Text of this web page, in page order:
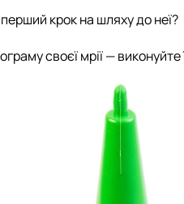
крок на шляху до неї?
своєї мрії — виконуйте